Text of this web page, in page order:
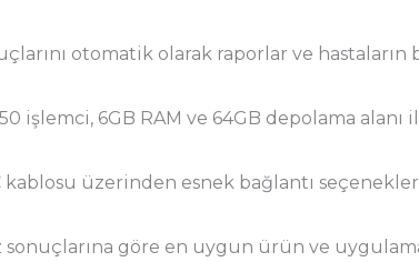
otomatik olarak raporlar ve
işlemci, 6GB RAM ve 64GB depolama
kablosu üzerinden esnek bağlantı
sonuçlarına göre en uygun ürün ve